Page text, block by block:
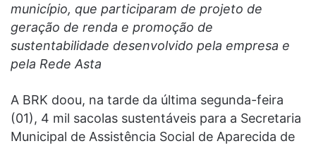
município, que participaram de projeto de
geração de renda e promoção de
sustentabilidade desenvolvido pela empresa e
pela Rede Asta
A BRK doou, na tarde da última segunda-feira
(01), 4 mil sacolas sustentáveis para a Secretaria
Municipal de Assistência Social de Aparecida de